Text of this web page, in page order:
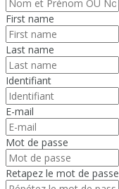
First name
Last name
Identifiant
E-mail
Mot de passe
Retapez le mot de passe